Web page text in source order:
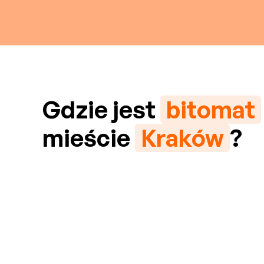
Gdzie jest bitomat
mieście Kraków ?